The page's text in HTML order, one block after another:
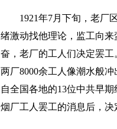
1921年7月下旬，老厂区
绪激动找他理论，监工向
奋，老厂的工人们决定罢
两厂8000余工人像潮水般
自全国各地的13位中共早
烟厂工人罢工的消息后，决